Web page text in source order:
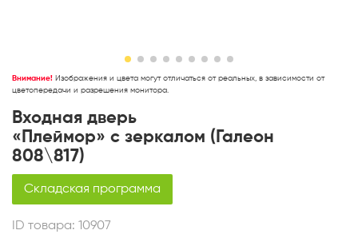
Внимание! Изображения и цвета могут отличаться от реальных, в зависимости от
цветопередачи и разрешения монитора.
Входная дверь
«Плеймор» с зеркалом (Галеон
808\817)
Складская программа
ID товара: 10907